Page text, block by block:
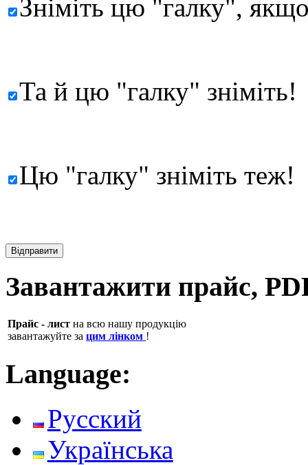
Зніміть цю "галку",
Та й цю "галку" зніміть!
Цю "галку" зніміть теж!
Завантажити прайс,
Прайс - лист на всю нашу продукцію
завантажуйте за цим лінком !
Language:
Русский
Українська